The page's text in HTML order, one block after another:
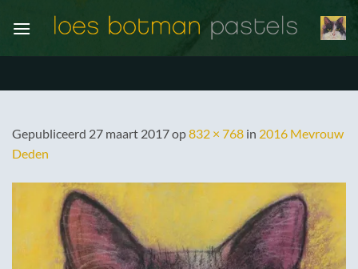
naar
Gepubliceerd 27 maart 2017op832 × 768 in 2016 Mevrouw
Deden